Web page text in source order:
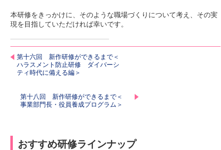
本研修をきっかけに、そのような職場づくりについて考え、その実
現を目指していただければ幸いです。
第十六回 新作研修ができるまで＜
ハラスメント防止研修 ダイバーシ
ティ時代に備える編＞
第十八回 新作研修ができるまで＜
事業部門長・役員養成プログラム＞
おすすめ研修ラインナップ